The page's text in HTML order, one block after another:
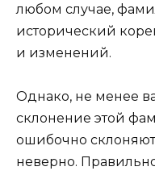
любом случае,
исторический
и изменений.
Однако, не менее
склонение этой
ошибочно склоняют
неверно.